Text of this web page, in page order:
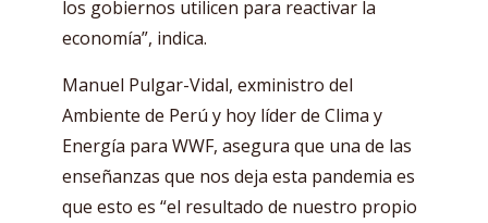
los gobiernos utilicen para reactivar la
economía”, indica.
Manuel Pulgar-Vidal, exministro del
Ambiente de Perú y hoy líder de Clima y
Energía para WWF, asegura que una de las
enseñanzas que nos deja esta pandemia es
que esto es “el resultado de nuestro propio